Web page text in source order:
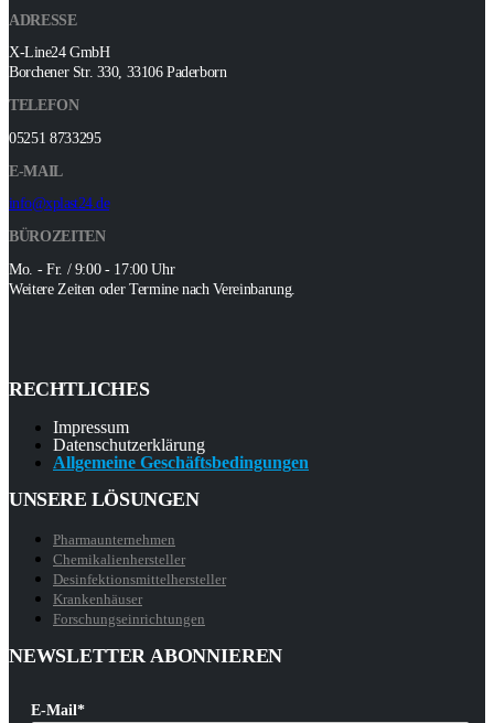
ADRESSE
X-Line24 GmbH
Borchener Str. 330, 33106 Paderborn
TELEFON
05251 8733295
E-MAIL
info@xplast24.de
BÜROZEITEN
Mo. - Fr. / 9:00 - 17:00 Uhr
Weitere Zeiten oder Termine nach Vereinbarung.
RECHTLICHES
Impressum
Datenschutzerklärung
Allgemeine Geschäftsbedingungen
UNSERE LÖSUNGEN
Pharmaunternehmen
Chemikalienhersteller
Desinfektionsmittelhersteller
Krankenhäuser
Forschungseinrichtungen
NEWSLETTER ABONNIEREN
E-Mail*